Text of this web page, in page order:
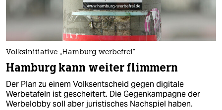
Volksinitiative „Hamburg werbefrei“
Hamburg kann weiter flimmern
Der Plan zu einem Volksentscheid gegen digitale
Werbetafeln ist gescheitert. Die Gegenkampagne der
Werbelobby soll aber juristisches Nachspiel haben.